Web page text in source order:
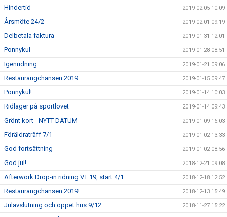
Hindertid 2019-02-05 10:09
Årsmöte 24/2 2019-02-01 09:19
Delbetala faktura 2019-01-31 12:01
Ponnykul 2019-01-28 08:51
Igenridning 2019-01-21 09:06
Restaurangchansen 2019 2019-01-15 09:47
Ponnykul! 2019-01-14 10:03
Ridläger på sportlovet 2019-01-14 09:43
Grönt kort - NYTT DATUM 2019-01-09 16:03
Föräldraträff 7/1 2019-01-02 13:33
God fortsättning 2019-01-02 08:56
God jul! 2018-12-21 09:08
Afterwork Drop-in ridning VT 19, start 4/1 2018-12-18 12:52
Restaurangchansen 2019! 2018-12-13 15:49
Julavslutning och öppet hus 9/12 2018-11-27 15:22